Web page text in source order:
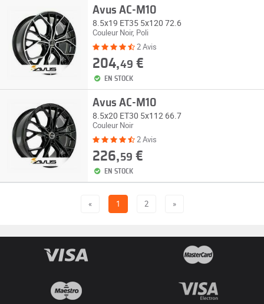
Avus AC-M10
8.5x19 ET35 5x120 72.6
Couleur Noir, Poli
2 Avis
204,49 €
EN STOCK
Avus AC-M10
8.5x20 ET30 5x112 66.7
Couleur Noir
2 Avis
226,59 €
EN STOCK
« 1 2 »